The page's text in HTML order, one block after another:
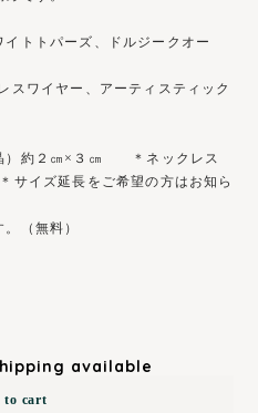
トトパーズ、ドルジークオー
ワイヤー、アーティスティック
）約２㎝×３㎝ ＊ネックレス
サイズ延長をご希望の方はお知ら
（無料）
available
to cart